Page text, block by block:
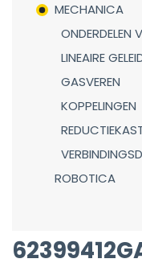
MECHANICA
ONDERDELEN
LINEAIRE
GASVEREN
KOPPELINGEN
ROBOTICA